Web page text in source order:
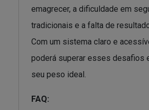
emagrecer, a dificuldade em
tradicionais e a falta de
Com um sistema claro e
poderá superar esses desafios
seu peso ideal.
FAQ: